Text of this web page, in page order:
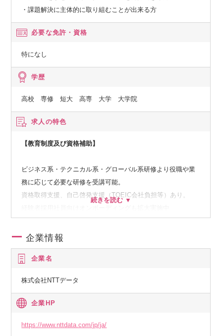
・課題解決に主体的に取り組むことが出来る方
必要な免許・資格
特になし
学歴
高校 専修 短大 高専 大学 大学院
求人の特色
【教育制度及び資格補助】
ビジネス系・テクニカル系・グローバル系研修より役職や業
務に応じて必要な研修を受講可能。
資格取得支援、自己啓発支援（TOEIC会社負担等）あり。
企業情報
企業名
株式会社NTTデータ
企業HP
https://www.nttdata.com/jp/ja/